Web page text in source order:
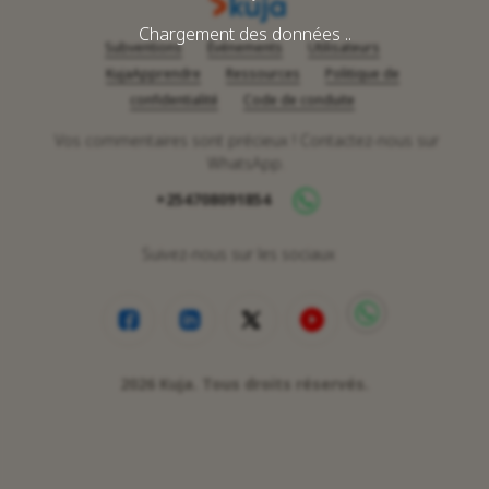
Chargement des données ..
Subventions Événements
Utilisateurs
KujaApprendre
Ressources
Politique de
confidentialité
Code de conduite
Vos commentaires sont précieux ! Contactez-nous sur
WhatsApp.
+254708091854
Suivez-nous sur les sociaux
2026 Kuja. Tous droits réservés.